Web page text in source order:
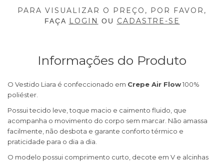
PARA VISUALIZAR O PREÇO, POR FAVOR,
FAÇA LOGIN OU CADASTRE-SE
Informações do Produto
O Vestido Liara é confeccionado em Crepe Air Flow100%
poliéster.
Possui tecido leve, toque macio e caimento fluido, que
acompanha o movimento do corpo sem marcar. Não amassa
facilmente, não desbota e garante conforto térmico e
praticidade para o dia a dia.
O modelo possui comprimento curto, decote em V e alcinhas